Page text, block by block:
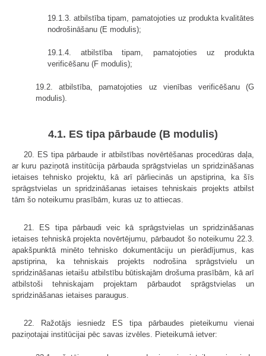
19.1.3. atbilstība tipam, pamatojoties uz produkta kvalitātes
nodrošināšanu (E modulis);
19.1.4. atbilstība tipam, pamatojoties uz produkta
verificēšanu (F modulis);
19.2. atbilstība, pamatojoties uz vienības verificēšanu (G
modulis).
4.1. ES tipa pārbaude (B modulis)
20. ES tipa pārbaude ir atbilstības novērtēšanas procedūras daļa,
ar kuru paziņotā institūcija pārbauda sprāgstvielas un spridzināšanas
ietaises tehnisko projektu, kā arī pārliecinās un apstiprina, ka šīs
sprāgstvielas un spridzināšanas ietaises tehniskais projekts atbilst
tām šo noteikumu prasībām, kuras uz to attiecas.
21. ES tipa pārbaudi veic kā sprāgstvielas un spridzināšanas
ietaises tehniskā projekta novērtējumu, pārbaudot šo noteikumu 22.3.
apakšpunktā minēto tehnisko dokumentāciju un pierādījumus, kas
apstiprina, ka tehniskais projekts nodrošina sprāgstvielu un
spridzināšanas ietaišu atbilstību būtiskajām drošuma prasībām, kā arī
atbilstoši tehniskajam projektam pārbaudot sprāgstvielas un
spridzināšanas ietaises paraugus.
22. Ražotājs iesniedz ES tipa pārbaudes pieteikumu vienai
paziņotajai institūcijai pēc savas izvēles. Pieteikumā ietver: